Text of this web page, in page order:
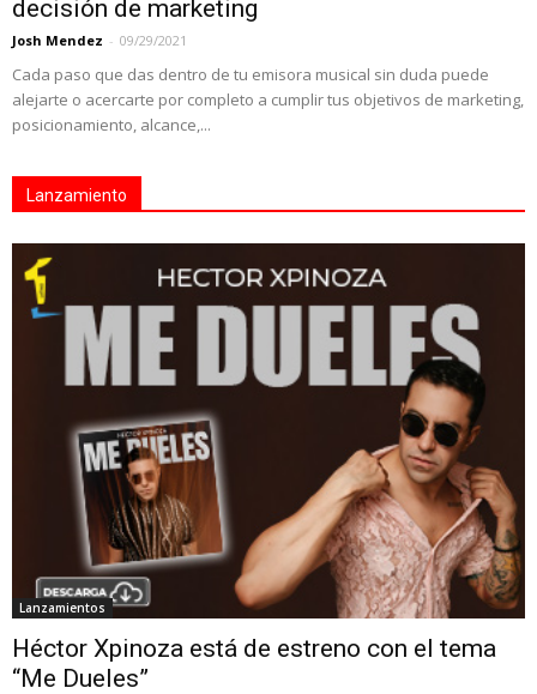
decisión de marketing
Josh Mendez - 09/29/2021
Cada paso que das dentro de tu emisora musical sin duda puede
alejarte o acercarte por completo a cumplir tus objetivos de marketing,
posicionamiento, alcance,...
Lanzamiento
Lanzamientos
Héctor Xpinoza está de estreno con el tema
“Me Dueles”